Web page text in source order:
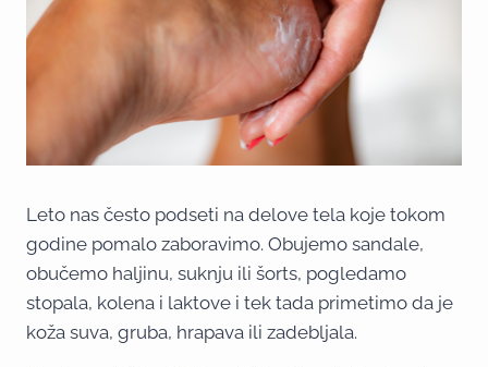
Leto nas često podseti na delove tela koje tokom
godine pomalo zaboravimo. Obujemo sandale,
obučemo haljinu, suknju ili šorts, pogledamo
stopala, kolena i laktove i tek tada primetimo da je
koža suva, gruba, hrapava ili zadebljala.